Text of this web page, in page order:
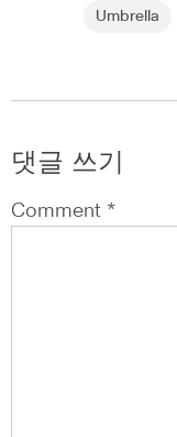
Umbrella
댓글 쓰기
Comment *